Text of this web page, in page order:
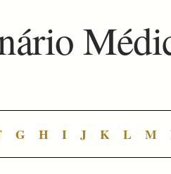
G H I J K L M